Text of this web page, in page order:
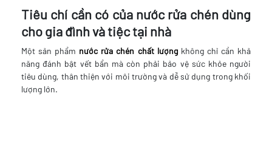
Tiêu chí cần có của nước rửa chén dùng
cho gia đình và tiệc tại nhà
Một sản phẩm nước rửa chén chất lượngkhông chỉ cần khả
năng đánh bật vết bẩn mà còn phải bảo vệ sức khỏe người
tiêu dùng, thân thiện với môi trường và dễ sử dụng trong khối
lượng lớn.